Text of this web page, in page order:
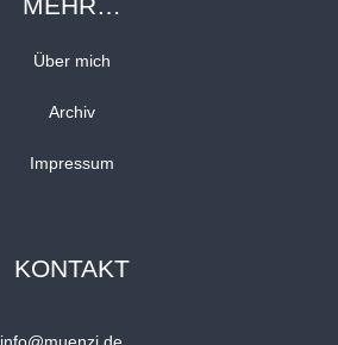
Über mich
Archiv
Impressum
KONTAKT